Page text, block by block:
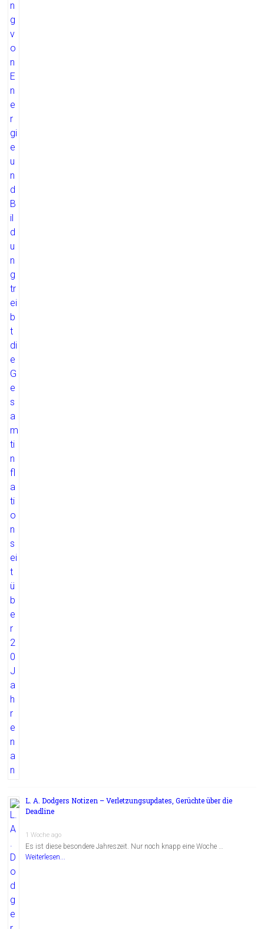
L. A. Dodgers Notizen – Verletzungsupdates, Gerüchte über die
Deadline
1 Woche ago
Es ist diese besondere Jahreszeit. Nur noch knapp eine Woche …
Weiterlesen...